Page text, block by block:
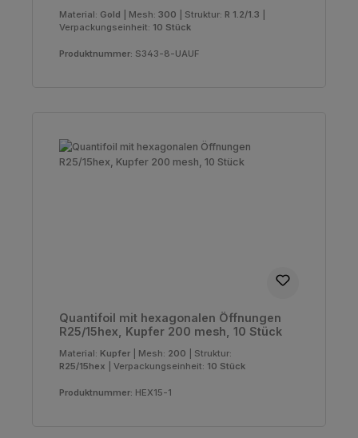
Material: Gold Mesh: 300 Struktur: R 1.2/1.3
Verpackungseinheit: 10 Stück
Produktnummer: S343-8-UAUF
Quantifoil mit hexagonalen Öffnungen
R25/15hex, Kupfer 200 mesh, 10 Stück
Material: Kupfer Mesh: 200
Struktur:
R25/15hex
Verpackungseinheit: 10 Stück
Produktnummer: HEX15-1